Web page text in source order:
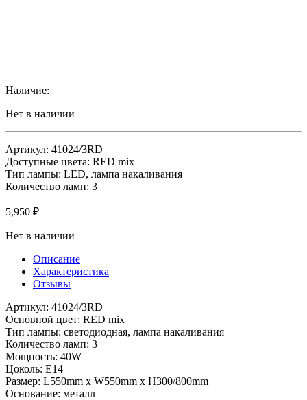
Наличие:
Нет в наличии
Артикул: 41024/3RD
Доступные цвета: RED mix
Тип лампы: LED, лампа накаливания
Количество ламп: 3
5,950 ₽
Нет в наличии
Описание
Характеристика
Отзывы
Артикул: 41024/3RD
Основной цвет: RED mix
Тип лампы: светодиодная, лампа накаливания
Количество ламп: 3
Мощность: 40W
Цоколь: Е14
Размер: L550mm x W550mm x H300/800mm
Основание: металл